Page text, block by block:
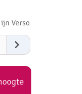
Zoeken